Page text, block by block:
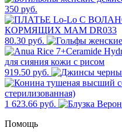
350 руб.
80.30 руб.
919.50 руб.
1 623.66 руб.
Помощь